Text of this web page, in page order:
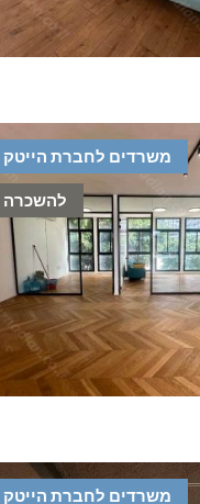
משרדים לחברת הייטק
להשכרה
משרדים לחברת הייטק